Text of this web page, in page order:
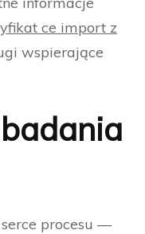
ce import z
wspierające
procesu —